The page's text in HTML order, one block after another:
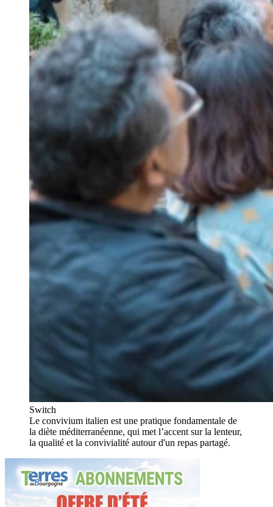
Switch
Le convivium italien est une pratique fondamentale de
la diète méditerranéenne, qui met l’accent sur la lenteur,
la qualité et la convivialité autour d'un repas partagé.